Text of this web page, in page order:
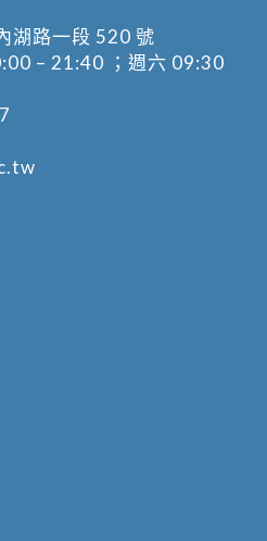
湖路一段 520 號
– 21:40 ；週六 09:30